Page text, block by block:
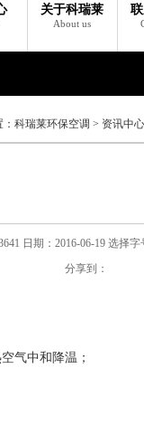
关于科瑞莱
About us
科瑞莱环保空调 > 资讯中心
日期：2016-06-19 选择字
分享到：
气中和降温；